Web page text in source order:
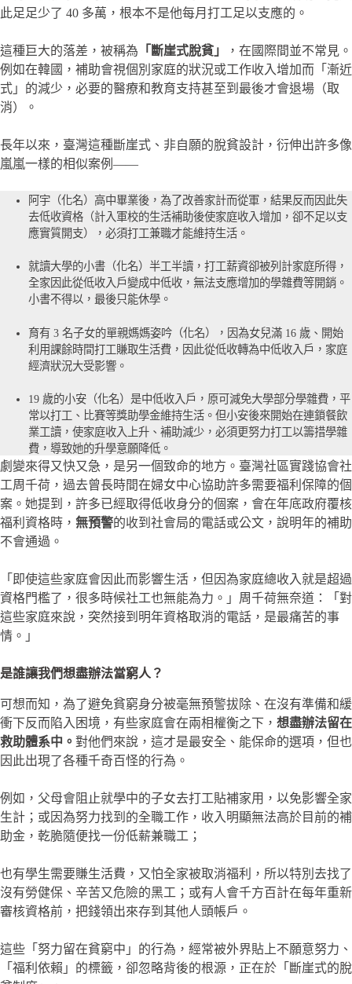
此足足少了 40 多萬，根本不是他每月打工足以支應的。
這種巨大的落差，被稱為 「斷崖式脫貧」
，在國際間並不常見。
例如在韓國，補助會視個別家庭的狀況或工作收入增加而「漸近
式」的減少，必要的醫療和教育支持甚至到最後才會退場（取
消）。
長年以來，臺灣這種斷崖式、非自願的脫貧設計，衍伸出許多像
嵐嵐一樣的相似案例——
阿宇（化名）高中畢業後，為了改善家計而從軍，結果反而因此失
去低收資格（計入軍校的生活補助後使家庭收入增加，卻不足以支
應實質開支），必須打工兼職才能維持生活。
就讀大學的小書（化名）半工半讀，打工薪資卻被列計家庭所得，
全家因此從低收入戶變成中低收，無法支應增加的學雜費等開銷。
小書不得以，最後只能休學。
育有 3 名子女的單親媽媽姿吟（化名），因為女兒滿 16 歲、開始
利用課餘時間打工賺取生活費，因此從低收轉為中低收入戶，家庭
經濟狀況大受影響。
19 歲的小安（化名）是中低收入戶，原可減免大學部分學雜費，平
常以打工、比賽等獎助學金維持生活。但小安後來開始在連鎖餐飲
業工讀，使家庭收入上升、補助減少，必須更努力打工以籌措學雜
費，導致她的升學意願降低。
劇變來得又快又急，是另一個致命的地方。臺灣社區實踐協會社
工周千荷，過去曾長時間在婦女中心協助許多需要福利保障的個
案。她提到，許多已經取得低收身分的個案，會在年底政府覆核
福利資格時， 無預警的收到社會局的電話或公文，說明年的補助
不會通過。
「即使這些家庭會因此而影響生活，但因為家庭總收入就是超過
資格門檻了，很多時候社工也無能為力。」周千荷無奈道：「對
這些家庭來說，突然接到明年資格取消的電話，是最痛苦的事
情。」
是誰讓我們想盡辦法當窮人？
可想而知，為了避免貧窮身分被毫無預警拔除、在沒有準備和緩
衝下反而陷入困境，有些家庭會在兩相權衡之下， 想盡辦法留在
救助體系中。 對他們來說，這才是最安全、能保命的選項，但也
因此出現了各種千奇百怪的行為。
例如，父母會阻止就學中的子女去打工貼補家用，以免影響全家
生計；或因為努力找到的全職工作，收入明顯無法高於目前的補
助金，乾脆隨便找一份低薪兼職工；
也有學生需要賺生活費，又怕全家被取消福利，所以特別去找了
沒有勞健保、辛苦又危險的黑工；或有人會千方百計在每年重新
審核資格前，把錢領出來存到其他人頭帳戶。
這些「努力留在貧窮中」的行為，經常被外界貼上不願意努力、
「福利依賴」的標籤，卻忽略背後的根源，正在於「斷崖式的脫